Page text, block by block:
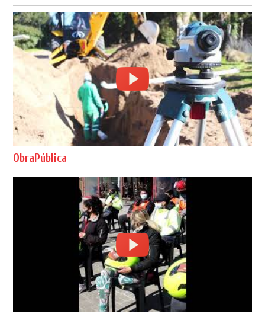
ObraPública